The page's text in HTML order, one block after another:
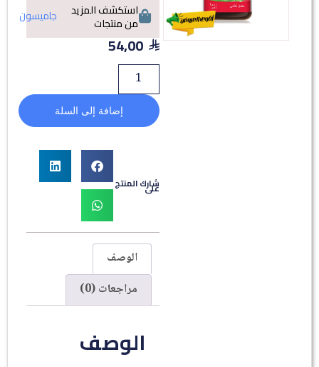
استكشف المزيد
من منتجات جاميسون
54,00
إضافة إلى السلة
شارك المنتج
الوصف
مراجعات (0)
الوصف